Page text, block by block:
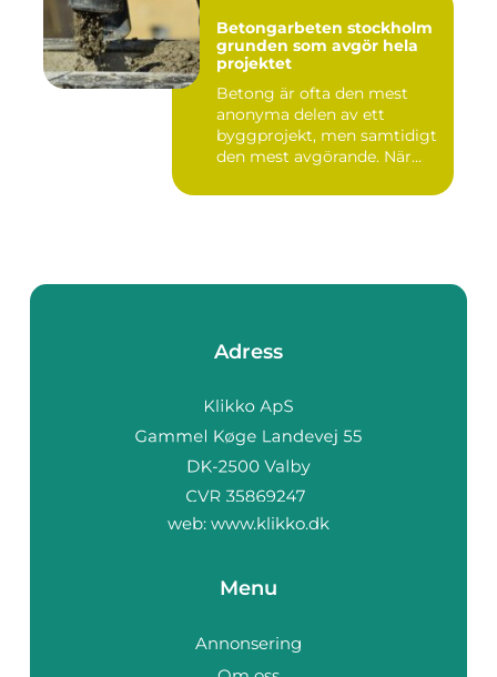
Betongarbeten stockholm
grunden som avgör hela
projektet
Betong är ofta den mest
anonyma delen av ett
byggprojekt, men samtidigt
den mest avgörande. När
Adress
web: www.klikko.dk
Menu
Annonsering